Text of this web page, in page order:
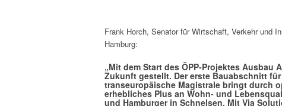
Frank Horch, Senator für Wirtschaft, Verkehr und
Hamburg:
„Mit dem Start des ÖPP-Projektes Ausbau
Zukunft gestellt. Der erste Bauabschnitt
transeuropäische Magistrale bringt durch
erhebliches Plus an Wohn- und
und Hamburger in Schnelsen. Mit Via